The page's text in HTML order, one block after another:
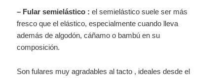
– Fular semielástico :el semielástico suele ser más
fresco que el elástico, especialmente cuando lleva
además de algodón, cáñamo o bambú en su
composición.
Son fulares muy agradables al tacto , ideales desde el